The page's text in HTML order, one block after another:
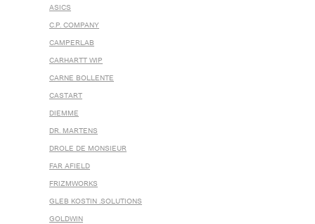
ASICS
C.P. COMPANY
CAMPERLAB
CARHARTT WIP
CARNE BOLLENTE
CASTART
DIEMME
DR. MARTENS
DROLE DE MONSIEUR
FAR AFIELD
FRIZMWORKS
GLEB KOSTIN .SOLUTIONS
GOLDWIN